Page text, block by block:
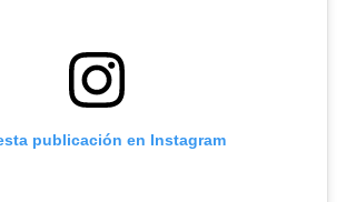
publicación en Instagram